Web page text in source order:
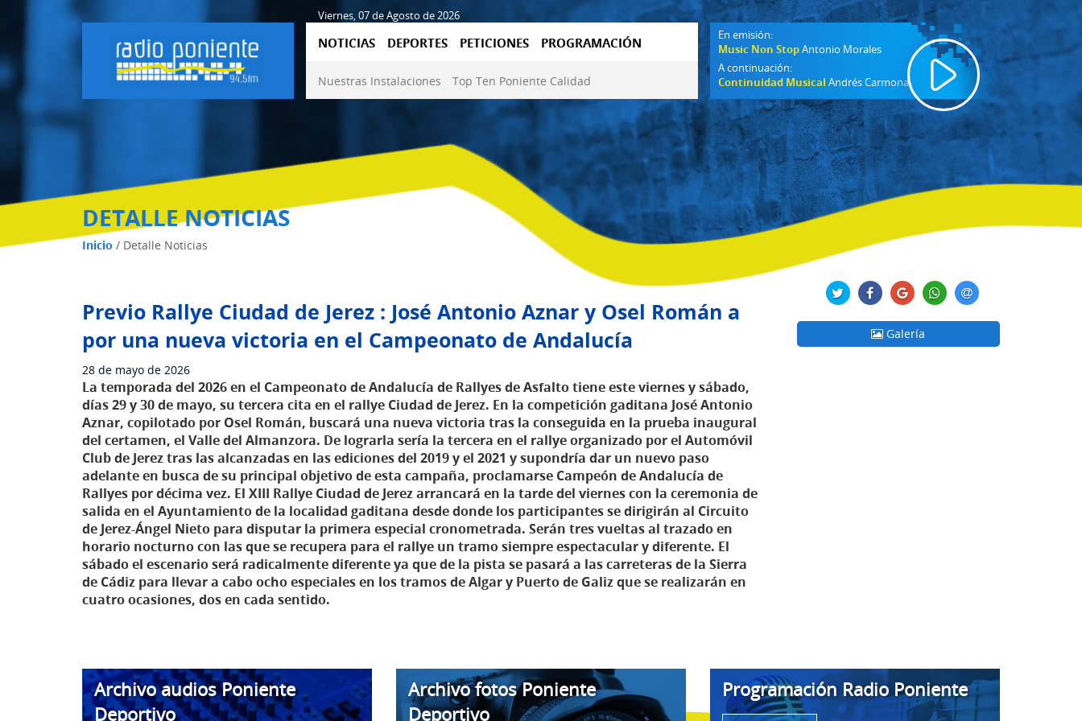
Viernes, 07 de Agosto de 2026
NOTICIAS DEPORTES PETICIONES PROGRAMACIÓN
Nuestras Instalaciones Top Ten Poniente Calidad
En emisión:
Music Non StopAntonio Morales
A continuación:
Continuidad Musical Andrés Carmona
DETALLE NOTICIAS
Inicio / Detalle Noticias
Previo Rallye Ciudad de Jerez : José Antonio Aznar y Osel Román a
por una nueva victoria en el Campeonato de Andalucía
28 de mayo de 2026
La temporada del 2026 en el Campeonato de Andalucía de Rallyes de Asfalto tiene este viernes y sábado,
días 29 y 30 de mayo, su tercera cita en el rallye Ciudad de Jerez. En la competición gaditana José Antonio
Aznar, copilotado por Osel Román, buscará una nueva victoria tras la conseguida en la prueba inaugural
del certamen, el Valle del Almanzora. De lograrla sería la tercera en el rallye organizado por el Automóvil
Club de Jerez tras las alcanzadas en las ediciones del 2019 y el 2021 y supondría dar un nuevo paso
adelante en busca de su principal objetivo de esta campaña, proclamarse Campeón de Andalucía de
Rallyes por décima vez. El XIII Rallye Ciudad de Jerez arrancará en la tarde del viernes con la ceremonia de
salida en el Ayuntamiento de la localidad gaditana desde donde los participantes se dirigirán al Circuito
de Jerez-Ángel Nieto para disputar la primera especial cronometrada. Serán tres vueltas al trazado en
horario nocturno con las que se recupera para el rallye un tramo siempre espectacular y diferente. El
sábado el escenario será radicalmente diferente ya que de la pista se pasará a las carreteras de la Sierra
de Cádiz para llevar a cabo ocho especiales en los tramos de Algar y Puerto de Galiz que se realizarán en
cuatro ocasiones, dos en cada sentido.
Galería
Archivo audios Poniente
Deportivo
Archivo fotos Poniente
Deportivo
Programación Radio Poniente